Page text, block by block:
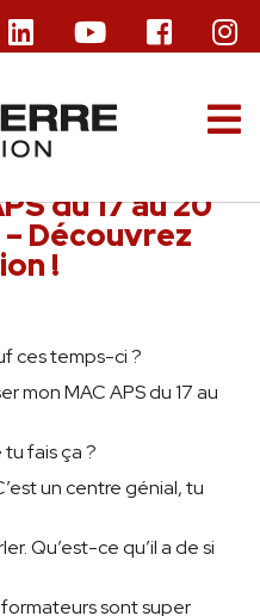
du 17 au 20
Découvrez
!
ces temps-ci ?
mon MAC APS du 17 au
fais ça ?
un centre génial, tu
Qu’est-ce qu’il a de si
sont super